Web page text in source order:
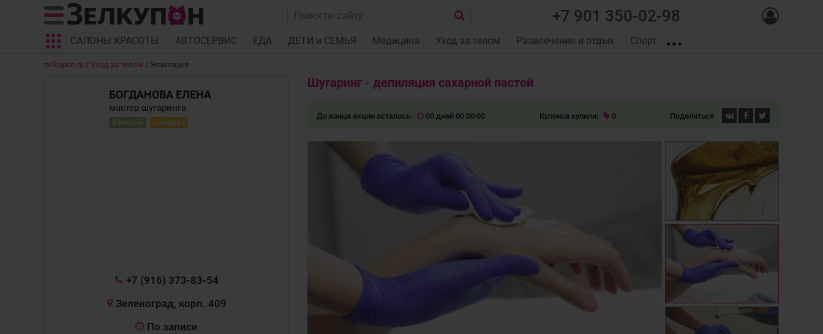
+7 901 350-02-98
САЛОНЫ КРАСОТЫ АВТОСЕРВИС ЕДА ДЕТИ и СЕМЬЯ Медицина Уход за телом Развлечения и отдых Спорт
zelkupon.ru / Уход за телом / Эпиляция
БОГДАНОВА ЕЛЕНА
мастер шугаринга
Базовый Комфорт
+7 (916) 373-83-54
Зеленоград, корп. 409
По записи
Шугаринг - депиляция сахарной пастой
До конца акции осталось: 00 дней 00:00:00 Купонов купили: 0 Поделиться